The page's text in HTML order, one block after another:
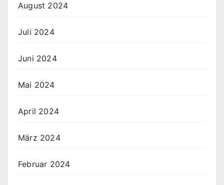
August 2024
Juli 2024
Juni 2024
Mai 2024
April 2024
März 2024
Februar 2024